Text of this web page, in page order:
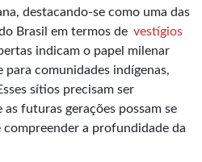
destacando-se como uma das
Brasil em termos de vestígios
indicam o papel milenar
para comunidades indígenas,
sítios precisam ser
futuras gerações possam se
compreender a profundidade da